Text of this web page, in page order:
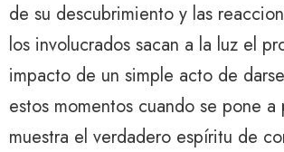
de su descubrimiento y las
los involucrados sacan a la luz el
impacto de un simple acto de
estos momentos cuando se pone a
muestra el verdadero espíritu de